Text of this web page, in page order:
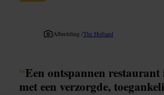
Afbeelding /The Holland
“Een ontspannen
met een verzorgde,